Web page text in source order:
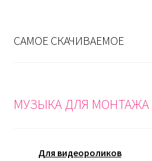
САМОЕ СКАЧИВАЕМОЕ
МУЗЫКА ДЛЯ МОНТАЖА
Для видеороликов